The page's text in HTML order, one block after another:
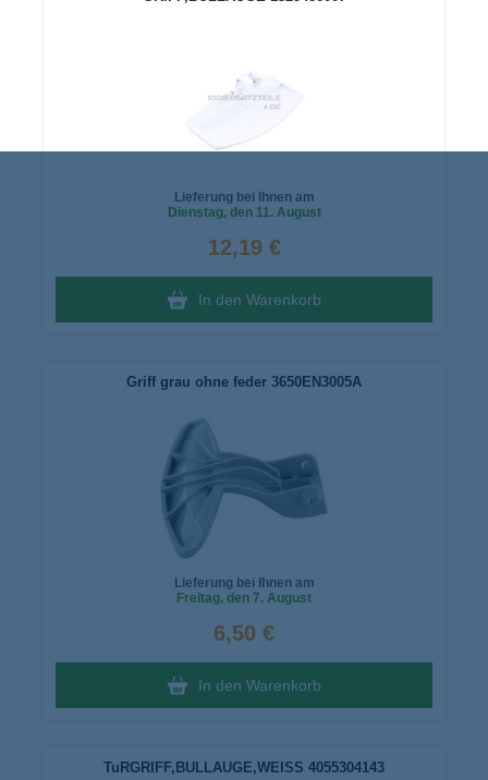
Lieferung bei Ihnen am
Dienstag, den 11. August
12,19 €
In den Warenkorb
Griff grau ohne feder 3650EN3005A
Lieferung bei Ihnen am
Freitag, den 7. August
6,50 €
In den Warenkorb
TuRGRIFF,BULLAUGE,WEISS 4055304143